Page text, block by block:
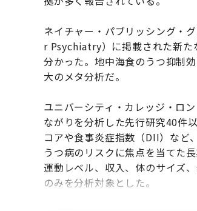
ネイチャー・パブリッシング・
r Psychiatry）に掲載された新た
分かった。地中海食のうつ抑制
大のメタ分析だ。
ユニバーシティ・カレッジ・ロ
ながりを分析した先行研究40件
コアや食事炎症指数（DII）など
うつ病のリスクに焦点を当てた
運動レベル、収入、体のサイズ
のみを分析対象とした。